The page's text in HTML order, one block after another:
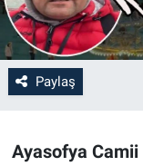
Paylaş
Ayasofya Camii